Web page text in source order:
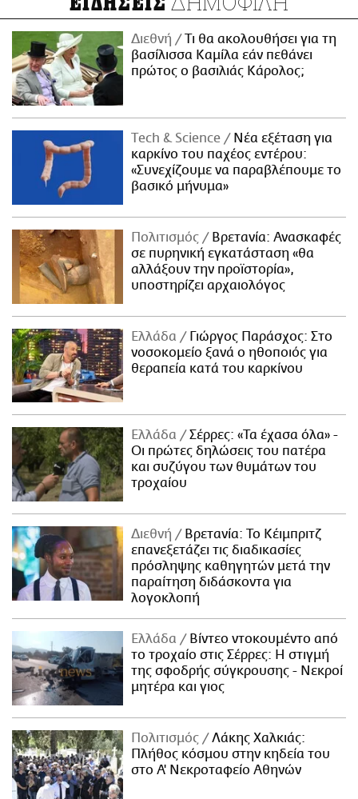
Διεθνή
Τι θα ακολουθήσει για τη
βασίλισσα Καμίλα εάν πεθάνει
πρώτος ο βασιλιάς Κάρολος;
Τech & Science
Νέα εξέταση για
καρκίνο του παχέος εντέρου:
«Συνεχίζουμε να παραβλέπουμε το
βασικό μήνυμα»
Πολιτισμός
Βρετανία: Ανασκαφές
σε πυρηνική εγκατάσταση «θα
αλλάξουν την προϊστορία»,
υποστηρίζει αρχαιολόγος
Ελλάδα
Γιώργος Παράσχος: Στο
νοσοκομείο ξανά ο ηθοποιός για
θεραπεία κατά του καρκίνου
Ελλάδα
Σέρρες: «Τα έχασα όλα» -
Οι πρώτες δηλώσεις του πατέρα
και συζύγου των θυμάτων του
τροχαίου
Διεθνή
Βρετανία: Το Κέιμπριτζ
επανεξετάζει τις διαδικασίες
πρόσληψης καθηγητών μετά την
παραίτηση διδάσκοντα για
λογοκλοπή
Ελλάδα
Βίντεο ντοκουμέντο από
το τροχαίο στις Σέρρες: Η στιγμή
της σφοδρής σύγκρουσης - Νεκροί
μητέρα και γιος
Πολιτισμός
Λάκης Χαλκιάς:
Πλήθος κόσμου στην κηδεία του
στο Α' Νεκροταφείο Αθηνών